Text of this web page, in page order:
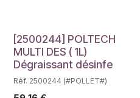
Déstockage
[2500244] POLTECH
MULTI DES ( 1L)
Dégraissant désinfe
Réf. 2500244 (#POLLET#)